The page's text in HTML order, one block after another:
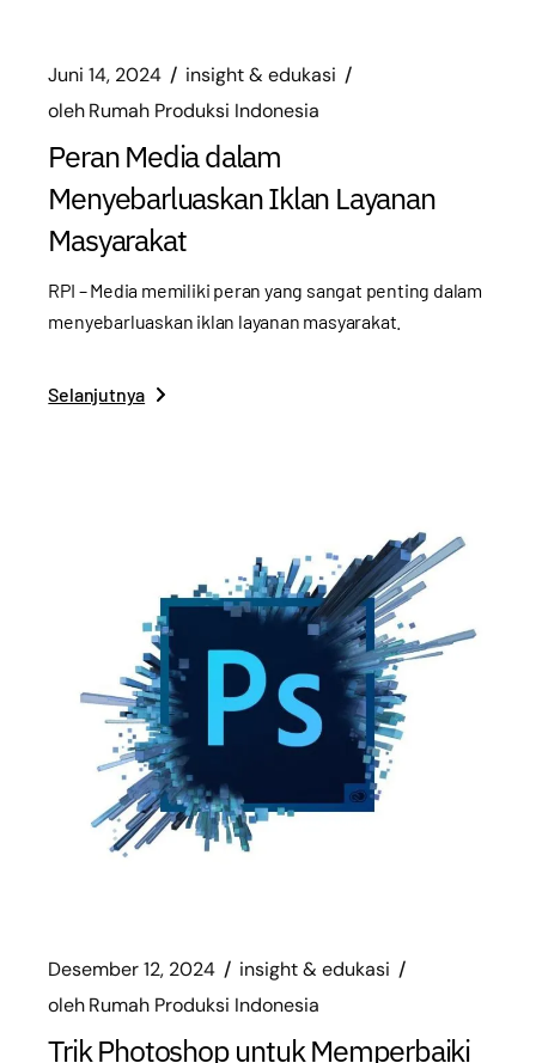
Juni 14, 2024
insight & edukasi
olehRumah Produksi Indonesia
Peran Media dalam
Menyebarluaskan Iklan Layanan
Masyarakat
RPI – Media memiliki peran yang sangat penting dalam
menyebarluaskan iklan layanan masyarakat.
Selanjutnya
Desember 12, 2024
insight & edukasi
olehRumah Produksi Indonesia
Trik Photoshop untuk Memperbaiki